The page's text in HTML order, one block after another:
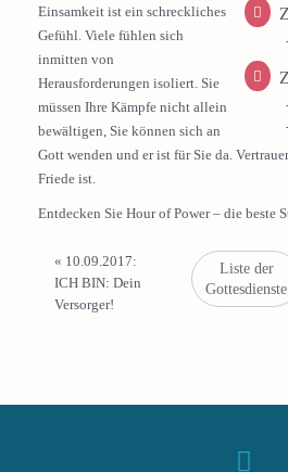
Einsamkeit ist ein schreckliches
Gefühl. Viele fühlen sich
inmitten von
Herausforderungen isoliert. Sie
müssen Ihre Kämpfe nicht allein
bewältigen, Sie können sich an
Gott wenden und er ist für Sie da.
Friede ist.
Entdecken Sie Hour of Power – die beste
« 10.09.2017:
ICH BIN: Dein
Versorger!
Liste der
Gottesdienste